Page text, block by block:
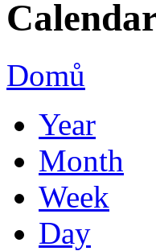
Domů
Year
Month
Week
Day